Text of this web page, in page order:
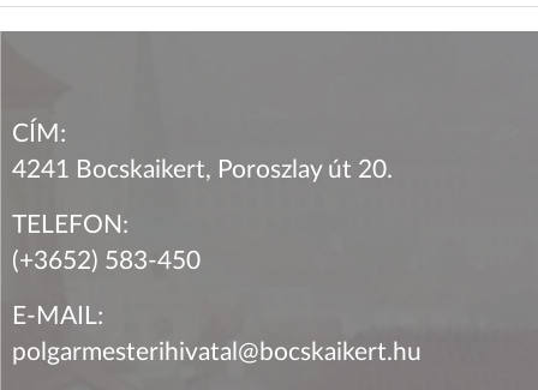
CÍM:
4241 Bocskaikert, Poroszlay út 20.
TELEFON:
(+3652) 583-450
E-MAIL:
polgarmesterihivatal@bocskaikert.hu